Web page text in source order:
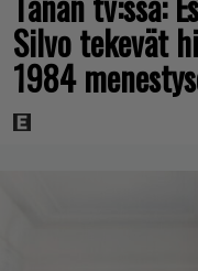
Silvo tekevät
1984